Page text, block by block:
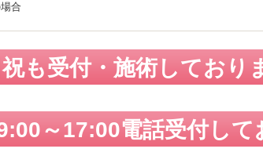
合
も受付・施術しており
～17:00電話受付して